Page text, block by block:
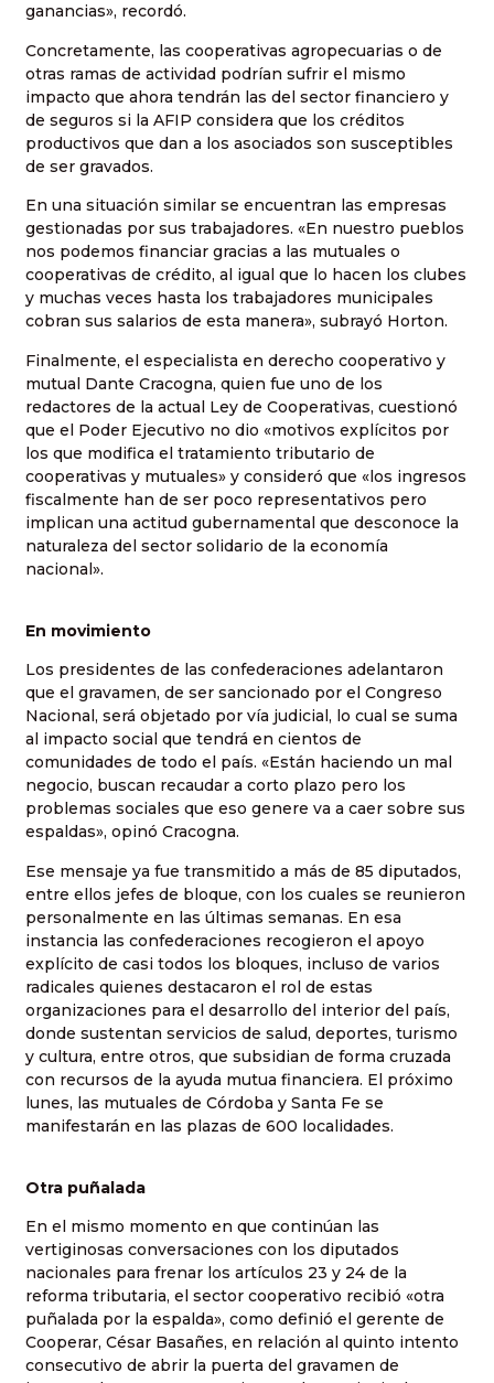
ganancias», recordó.
Concretamente, las cooperativas agropecuarias o de
otras ramas de actividad podrían sufrir el mismo
impacto que ahora tendrán las del sector financiero y
de seguros si la AFIP considera que los créditos
productivos que dan a los asociados son susceptibles
de ser gravados.
En una situación similar se encuentran las empresas
gestionadas por sus trabajadores. «En nuestro pueblos
nos podemos financiar gracias a las mutuales o
cooperativas de crédito, al igual que lo hacen los clubes
y muchas veces hasta los trabajadores municipales
cobran sus salarios de esta manera», subrayó Horton.
Finalmente, el especialista en derecho cooperativo y
mutual Dante Cracogna, quien fue uno de los
redactores de la actual Ley de Cooperativas, cuestionó
que el Poder Ejecutivo no dio «motivos explícitos por
los que modifica el tratamiento tributario de
cooperativas y mutuales» y consideró que «los ingresos
fiscalmente han de ser poco representativos pero
implican una actitud gubernamental que desconoce la
naturaleza del sector solidario de la economía
nacional».
En movimiento
Los presidentes de las confederaciones adelantaron
que el gravamen, de ser sancionado por el Congreso
Nacional, será objetado por vía judicial, lo cual se suma
al impacto social que tendrá en cientos de
comunidades de todo el país. «Están haciendo un mal
negocio, buscan recaudar a corto plazo pero los
problemas sociales que eso genere va a caer sobre sus
espaldas», opinó Cracogna.
Ese mensaje ya fue transmitido a más de 85 diputados,
entre ellos jefes de bloque, con los cuales se reunieron
personalmente en las últimas semanas. En esa
instancia las confederaciones recogieron el apoyo
explícito de casi todos los bloques, incluso de varios
radicales quienes destacaron el rol de estas
organizaciones para el desarrollo del interior del país,
donde sustentan servicios de salud, deportes, turismo
y cultura, entre otros, que subsidian de forma cruzada
con recursos de la ayuda mutua financiera. El próximo
lunes, las mutuales de Córdoba y Santa Fe se
manifestarán en las plazas de 600 localidades.
Otra puñalada
En el mismo momento en que continúan las
vertiginosas conversaciones con los diputados
nacionales para frenar los artículos 23 y 24 de la
reforma tributaria, el sector cooperativo recibió «otra
puñalada por la espalda», como definió el gerente de
Cooperar, César Basañes, en relación al quinto intento
consecutivo de abrir la puerta del gravamen de